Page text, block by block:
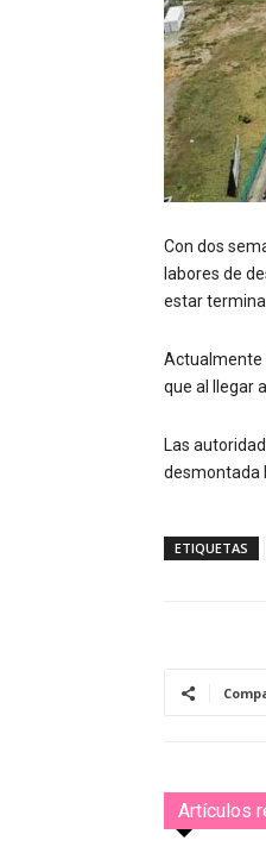
Con dos
labores de
estar
Actualmente
que al llegar
Las
desmontada
ETIQUETAS
Artículos